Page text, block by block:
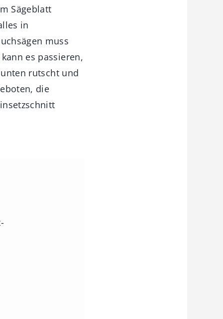
Sägeblatt
in
muss
es passieren,
rutscht und
die